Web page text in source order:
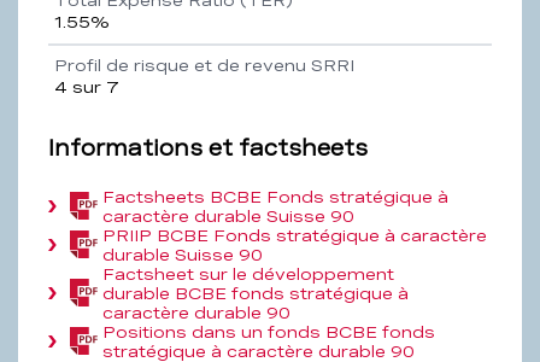
1.55%
Profil de risque et de revenu SRRI
4 sur 7
Informations et factsheets
Factsheets BCBE Fonds stratégique à
caractère durable Suisse 90
(PDF,
548
KB)
PRIIP BCBE Fonds stratégique à caractère
durable Suisse 90
(PDF,
161,7
KB)
Factsheet sur le développement
durable BCBE fonds stratégique à
caractère durable 90
(PDF,
193,9
KB) Positions dans un fonds BCBE fonds
stratégique à caractère durable 90
(PDF,